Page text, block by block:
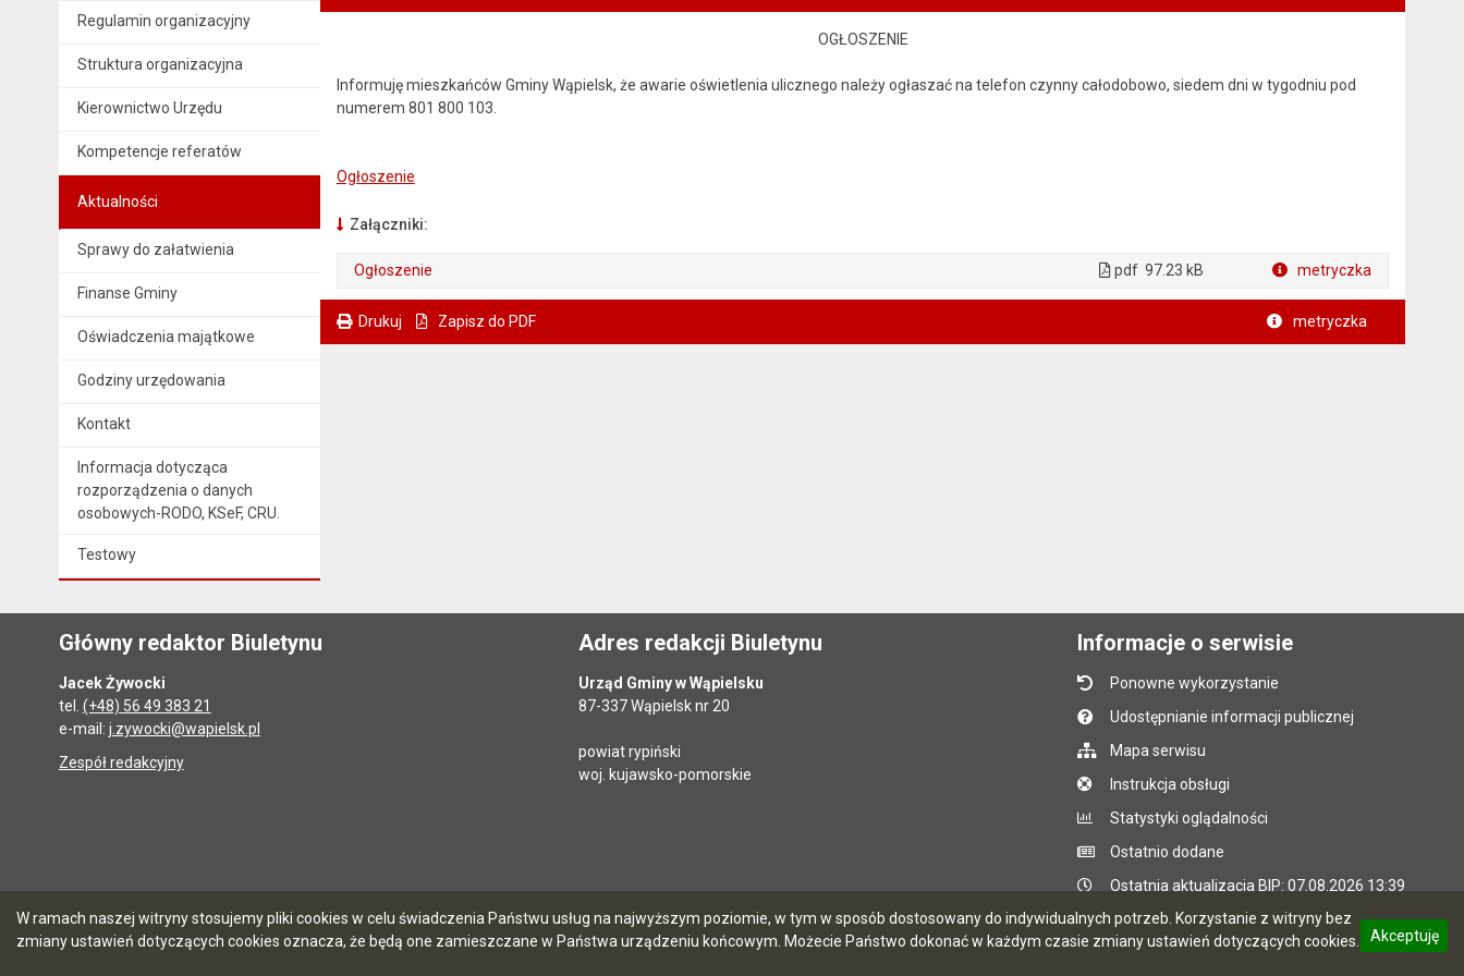
W ramach naszej witryny stosujemy pliki cookies w celu świadczenia Państwu usług na najwyższym poziomie, w tym w sposób dostosowany do indywidualnych potrzeb. Korzystanie z witryny bez
zmiany ustawień dotyczących cookies oznacza, że będą one zamieszczane w Państwa urządzeniu końcowym. Możecie Państwo dokonać w każdym czasie zmiany ustawień dotyczących cookies.
Akceptuję
Regulamin organizacyjny
Struktura organizacyjna
Kierownictwo Urzędu
Kompetencje referatów
Aktualności
Sprawy do załatwienia
Finanse Gminy
Oświadczenia majątkowe
Godziny urzędowania
Kontakt
Informacja dotycząca
rozporządzenia o danych
osobowych-RODO, KSeF, CRU.
Testowy
OGŁOSZENIE
Informuję mieszkańców Gminy Wąpielsk, że awarie oświetlenia ulicznego należy ogłaszać na telefon czynny całodobowo, siedem dni w tygodniu pod
numerem 801 800 103.
Ogłoszenie
Załączniki:
Ogłoszenie pdf 97.23 kB metryczka
Drukuj Zapisz do PDF metryczka
Główny redaktor Biuletynu
Jacek Żywocki
tel. (+48) 56 49 383 21
e-mail: j.zywocki@wapielsk.pl
Zespół redakcyjny
Adres redakcji Biuletynu
Urząd Gminy w Wąpielsku
87-337 Wąpielsk nr 20
powiat rypiński
woj. kujawsko-pomorskie
Informacje o serwisie
Ponowne wykorzystanie
Udostępnianie informacji publicznej
Mapa serwisu
Instrukcja obsługi
Statystyki oglądalności
Ostatnio dodane
Ostatnia aktualizacja BIP: 07.08.2026 13:39
5.7.0 [90] CMS i hosting: Logonet Sp. z o.o. w Bydgoszczy